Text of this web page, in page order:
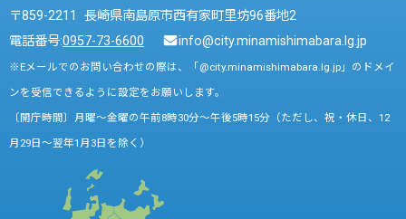
〒859-2211 長崎県南島原市西有家町里坊96番地2
電話番号:0957-73-6600 info@city.minamishimabara.lg.jp
※Eメールでのお問い合わせの際は、「@city.minamishimabara.lg.jp」のドメイ
ンを受信できるように設定をお願いします。
〔開庁時間〕月曜～金曜の午前8時30分～午後5時15分（ただし、祝・休日、12
月29日～翌年1月3日を除く）